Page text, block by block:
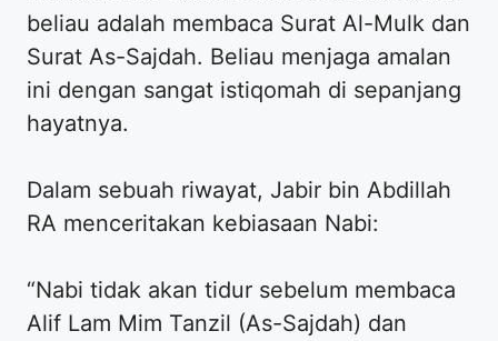
beliau adalah membaca Surat Al-Mulk dan
Surat As-Sajdah. Beliau menjaga amalan
ini dengan sangat istiqomah di sepanjang
hayatnya.
Dalam sebuah riwayat, Jabir bin Abdillah
RA menceritakan kebiasaan Nabi:
“Nabi tidak akan tidur sebelum membaca
Alif Lam Mim Tanzil (As-Sajdah) dan